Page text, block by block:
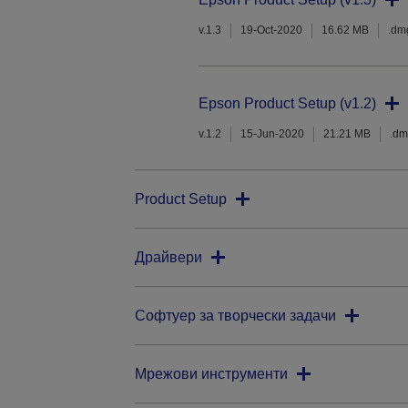
v.1.3 19-Oct-2020 16.62 MB
Epson Product Setup (v1.2)
v.1.2 15-Jun-2020 21.21 MB
Product Setup
Драйвери
Софтуер за творчески задачи
Мрежови инструменти